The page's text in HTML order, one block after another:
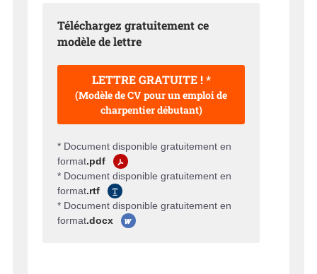
Téléchargez gratuitement ce
modèle de lettre
LETTRE GRATUITE ! *
(Modèle de CV pour un emploi de
charpentier débutant)
* Document disponible gratuitement en
format.pdf
* Document disponible gratuitement en
format.rtf
* Document disponible gratuitement en
format.docx